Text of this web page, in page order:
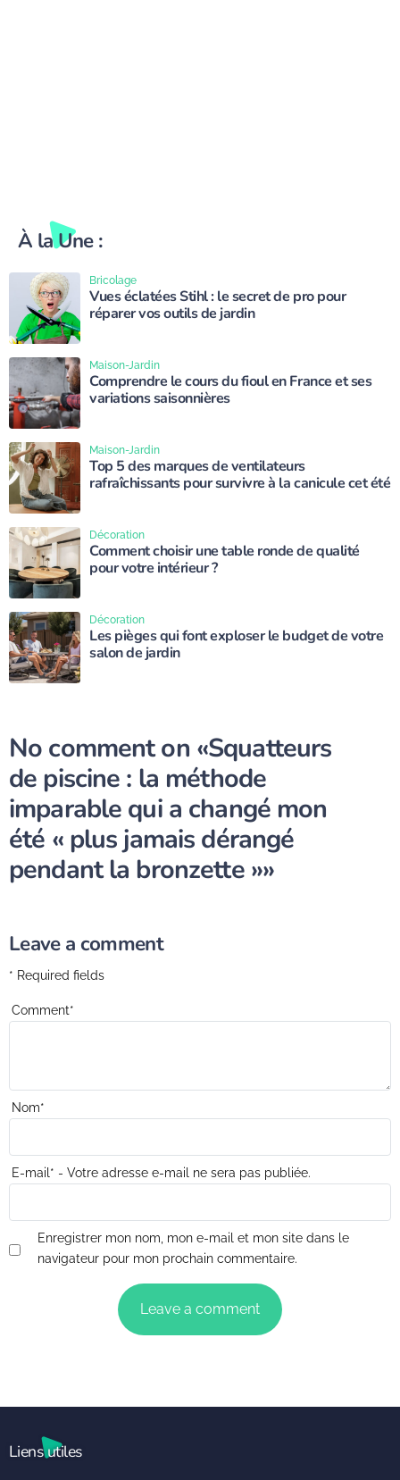
À la Une :
Vues éclatées Stihl : le secret de pro pour
réparer vos outils de jardin
Bricolage
Comprendre le cours du fioul en France et ses
variations saisonnières
Maison-Jardin
Top 5 des marques de ventilateurs
rafraîchissants pour survivre à la canicule cet été
Maison-Jardin
Comment choisir une table ronde de qualité
pour votre intérieur ?
Décoration
Les pièges qui font exploser le budget de votre
salon de jardin
Décoration
No comment on «Squatteurs
de piscine : la méthode
imparable qui a changé mon
été « plus jamais dérangé
pendant la bronzette »»
Leave a comment
* Required fields
Comment*
Nom*
E-mail* - Votre adresse e-mail ne sera pas publiée.
Enregistrer mon nom, mon e-mail et mon site dans le
navigateur pour mon prochain commentaire.
Liens utiles